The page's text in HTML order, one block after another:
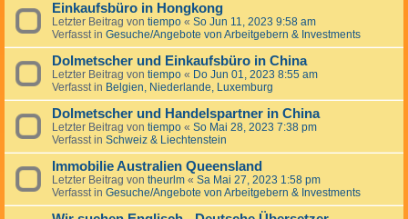
Einkaufsbüro in Hongkong
Letzter Beitrag von tiempo « So Jun 11, 2023 9:58 am
Verfasst in Gesuche/Angebote von Arbeitgebern & Investments
Dolmetscher und Einkaufsbüro in China
Letzter Beitrag von tiempo « Do Jun 01, 2023 8:55 am
Verfasst in Belgien, Niederlande, Luxemburg
Dolmetscher und Handelspartner in China
Letzter Beitrag von tiempo « So Mai 28, 2023 7:38 pm
Verfasst in Schweiz & Liechtenstein
Immobilie Australien Queensland
Letzter Beitrag von theurlm « Sa Mai 27, 2023 1:58 pm
Verfasst in Gesuche/Angebote von Arbeitgebern & Investments